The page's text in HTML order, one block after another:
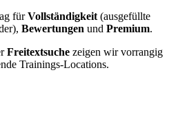
fürVollständigkeit (ausgefüllte
Bewertungen und Premium.
Freitextsuche zeigen wir vorrangig
Trainings-Locations.